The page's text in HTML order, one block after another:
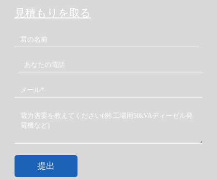
見積もりを取る
提出